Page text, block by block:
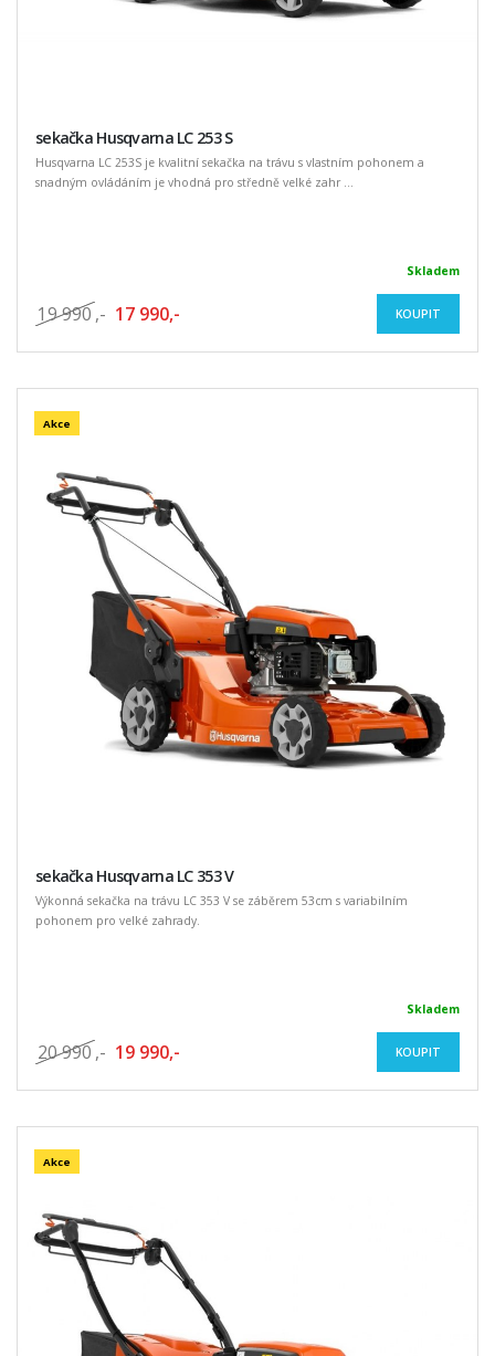
sekačka Husqvarna LC 253 S
Husqvarna LC 253S je kvalitní sekačka na trávu s vlastním pohonem a
snadným ovládáním je vhodná pro středně velké zahr ...
Skladem
19 990 ,- 17 990,- KOUPIT
Akce
sekačka Husqvarna LC 353 V
Výkonná sekačka na trávu LC 353 V se záběrem 53cm s variabilním
pohonem pro velké zahrady.
Skladem
20 990 ,- 19 990,- KOUPIT
Akce